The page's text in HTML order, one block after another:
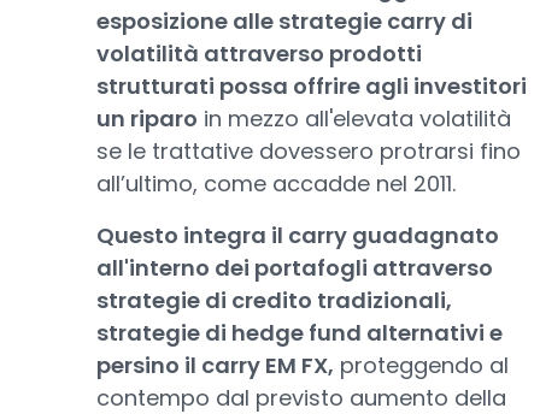
esposizione alle strategie carry di
volatilità attraverso prodotti
strutturati possa offrire agli investitori
un riparo in mezzo all'elevata volatilità
se le trattative dovessero protrarsi fino
all’ultimo, come accadde nel 2011.
Questo integra il carry guadagnato
all'interno dei portafogli attraverso
strategie di credito tradizionali,
strategie di hedge fund alternativi e
persino il carry EM FX, proteggendo al
contempo dal previsto aumento della